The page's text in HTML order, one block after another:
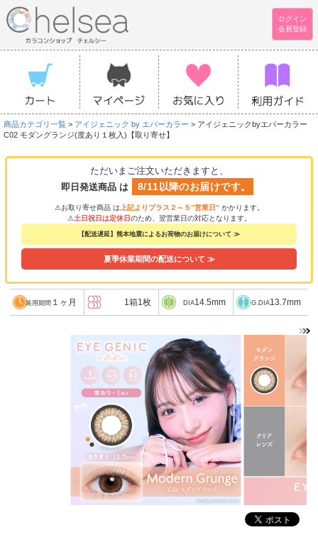
ログイン
会員登録
商品カテゴリ一覧 > アイジェニック by エバーカラー > アイジェニックbyエバーカラー
C02 モダングランジ(度あり１枚入)【取り寄せ】
ただいまご注文いただきますと、
即日発送商品 は
8/11以降のお届けです。
⚠お取り寄せ商品 は 上記よりプラス２～５”営業日” かかります。
⚠土日祝日は定休日のため、翌営業日の対応となります。
【配送遅延】熊本地震によるお荷物のお届けについて ≫
夏季休業期間の配送について ≫
装用期間 １ヶ月 1箱1枚 DIA14.5mm G.DIA13.7mm